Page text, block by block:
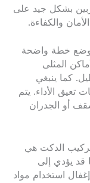
بشكل جيد على
والكفاءة.
وضع خطة واضحة
المثلى
كما ينبغي
تعيق الأداء. يتم
أو الجدران
تركيب الدكت هي
قد يؤدي إلى
استخدام مواد